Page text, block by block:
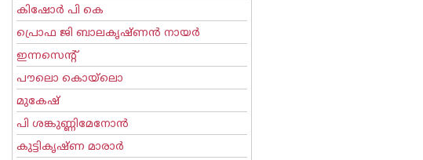
കിഷോർ പി കെ
പ്രൊഫ ജി ബാലകൃഷ്ണന്‍ നായര്‍
ഇന്നസെന്റ്‌
പൗലൊ കൊയ്ലൊ
മുകേഷ്
പി ശങ്കുണ്ണിമേനോന്‍
കുട്ടികൃഷ്ണ മാരാര്‍